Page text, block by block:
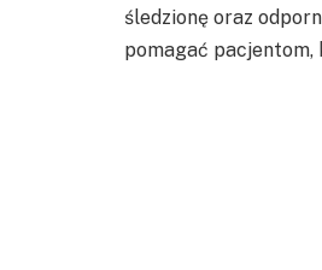
śledzionę oraz
pomagać pacjentom,